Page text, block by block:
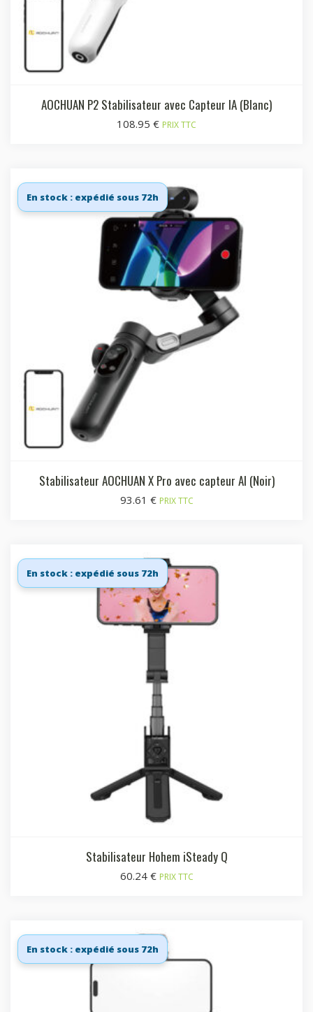
AOCHUAN P2 Stabilisateur avec Capteur IA (Blanc)
108.95 € PRIX TTC
En stock : expédié sous 72h
Stabilisateur AOCHUAN X Pro avec capteur AI (Noir)
93.61 € PRIX TTC
En stock : expédié sous 72h
Stabilisateur Hohem iSteady Q
60.24 € PRIX TTC
En stock : expédié sous 72h